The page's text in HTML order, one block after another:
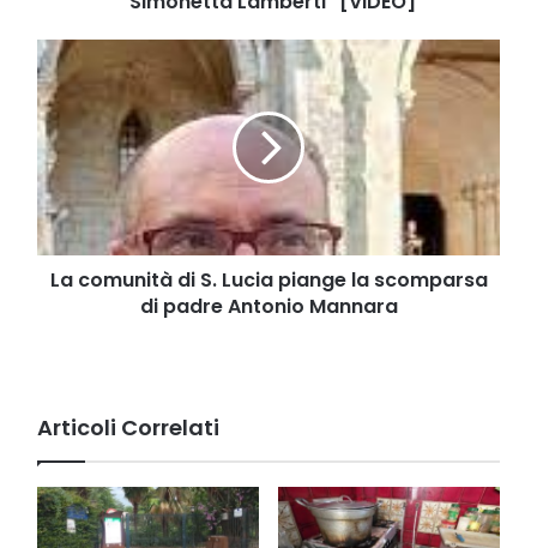
La
comunità
di
S.
Lucia
piange
la
scomparsa
di
padre
La comunità di S. Lucia piange la scomparsa
di padre Antonio Mannara
Articoli Correlati